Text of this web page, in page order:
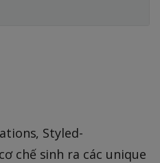
Styled-
chế sinh ra các unique